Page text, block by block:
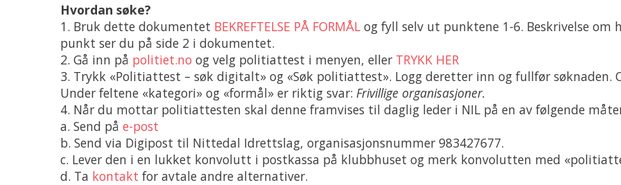
Hvordan søke?
1. Bruk dette dokumentet BEKREFTELSE PÅ FORMÅL og fyll selv ut punktene 1-6. Beskrivelse om
punkt ser du på side 2 i dokumentet.
2. Gå inn på politiet.no og velg politiattest i menyen, eller TRYKK HER
3. Trykk «Politiattest – søk digitalt» og «Søk politiattest». Logg deretter inn og fullfør søknaden.
Under feltene «kategori» og «formål» er riktig svar: Frivillige organisasjoner.
4. Når du mottar politiattesten skal denne framvises til daglig leder i NIL på en av følgende
a. Send på e-post
b. Send via Digipost til Nittedal Idrettslag, organisasjonsnummer 983427677.
c. Lever den i en lukket konvolutt i postkassa på klubbhuset og merk konvolutten med
d. Ta kontakt for avtale andre alternativer.